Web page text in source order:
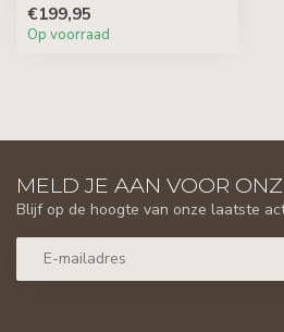
€199,95
Op voorraad
MELD JE AAN VOOR
Blijf op de hoogte van onze laatste